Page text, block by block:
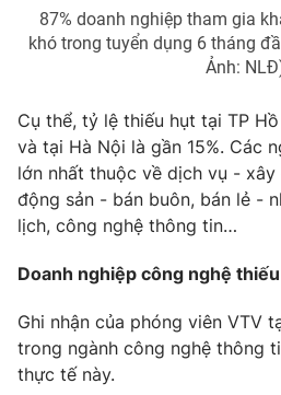
Thị trường 24h
VTV9
Liên hệ tòa soạn
THỜI BÁO VTV
Theo dõi báo trên
87% doanh nghiệp tham gia
khó trong tuyển dụng 6 tháng
Ảnh:
Cụ thể, tỷ lệ thiếu hụt tại TP
và tại Hà Nội là gần 15%. Các
lớn nhất thuộc về dịch vụ -
động sản - bán buôn, bán lẻ -
lịch, công nghệ thông tin…
Doanh nghiệp công nghệ
Ghi nhận của phóng viên VTV
trong ngành công nghệ thông
thực tế này.